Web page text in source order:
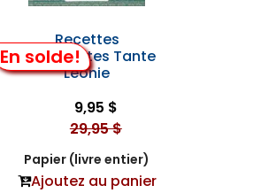
En solde!
Recettes
Auvergnates Tante
Léonie
9,95 $
29,95 $
Papier (livre entier)
Ajoutez au panier